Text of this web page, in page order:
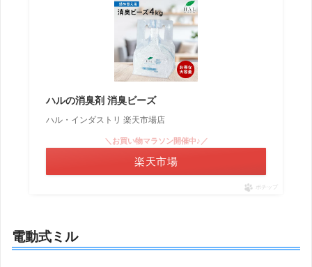
ハルの消臭剤 消臭ビーズ
ハル・インダストリ 楽天市場店
＼お買い物マラソン開催中♪／
楽天市場
ポチップ
電動式ミル